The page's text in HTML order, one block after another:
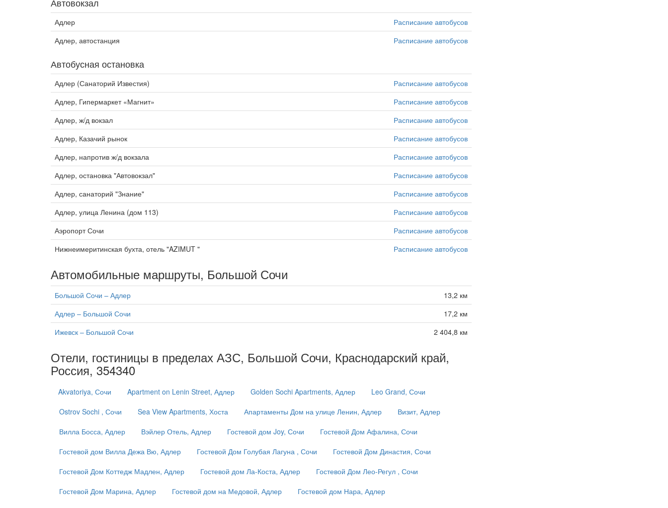
Адлер
Расписание автобусов
Адлер, автостанция
Расписание автобусов
Автобусная остановка
Адлер (Санаторий Известия)
Расписание автобусов
Адлер, Гипермаркет «Магнит»
Расписание автобусов
Адлер, ж/д вокзал
Расписание автобусов
Адлер, Казачий рынок
Расписание автобусов
Адлер, напротив ж/д вокзала
Расписание автобусов
Адлер, остановка "Автовокзал"
Расписание автобусов
Адлер, санаторий "Знание"
Расписание автобусов
Адлер, улица Ленина (дом 113)
Расписание автобусов
Аэропорт Сочи
Расписание автобусов
Нижнеимеритинская бухта, отель "AZIMUT "
Расписание автобусов
Автомобильные маршруты, Большой Сочи
Большой Сочи – Адлер
13,2 км
Адлер – Большой Сочи
17,2 км
Ижевск – Большой Сочи
2 404,8 км
Отели, гостиницы в пределах АЗС, Большой Сочи, Краснодарский край,
Россия, 354340
Akvatoriya, Сочи Apartment on Lenin Street, Адлер Golden Sochi Apartments, Адлер
Leo Grand, Сочи
Ostrov Sochi , Сочи
Sea View Apartments, Хоста Апартаменты Дом на улице Ленин, Адлер
Визит, Адлер
Вилла Босса, Адлер
Вэйлер Отель, Адлер Гостевой дом Joy, Сочи
Гостевой Дом Афалина, Сочи
Гостевой дом Вилла Дежа Вю, Адлер
Гостевой Дом Голубая Лагуна , Сочи
Гостевой Дом Династия, Сочи
Гостевой Дом Коттедж Мадлен, Адлер
Гостевой дом Ла-Коста, Адлер
Гостевой Дом Лео-Регул , Сочи
Гостевой Дом Марина, Адлер
Гостевой дом на Медовой, Адлер
Гостевой дом Нара, Адлер